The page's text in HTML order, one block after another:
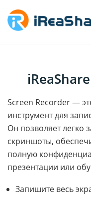
Screen Recorder —
инструмент для
Он позволяет легко
скриншоты,
полную
презентации или
Запишите весь